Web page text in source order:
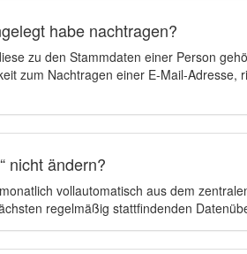
habe nachtragen?
zu den Stammdaten einer Person
zum Nachtragen einer E-Mail-Adresse,
nicht ändern?
vollautomatisch aus dem
regelmäßig stattfindenden